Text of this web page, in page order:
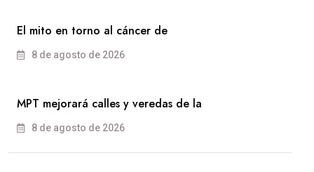
El mito en torno al cáncer de
8 de agosto de 2026
MPT mejorará calles y veredas de la
8 de agosto de 2026